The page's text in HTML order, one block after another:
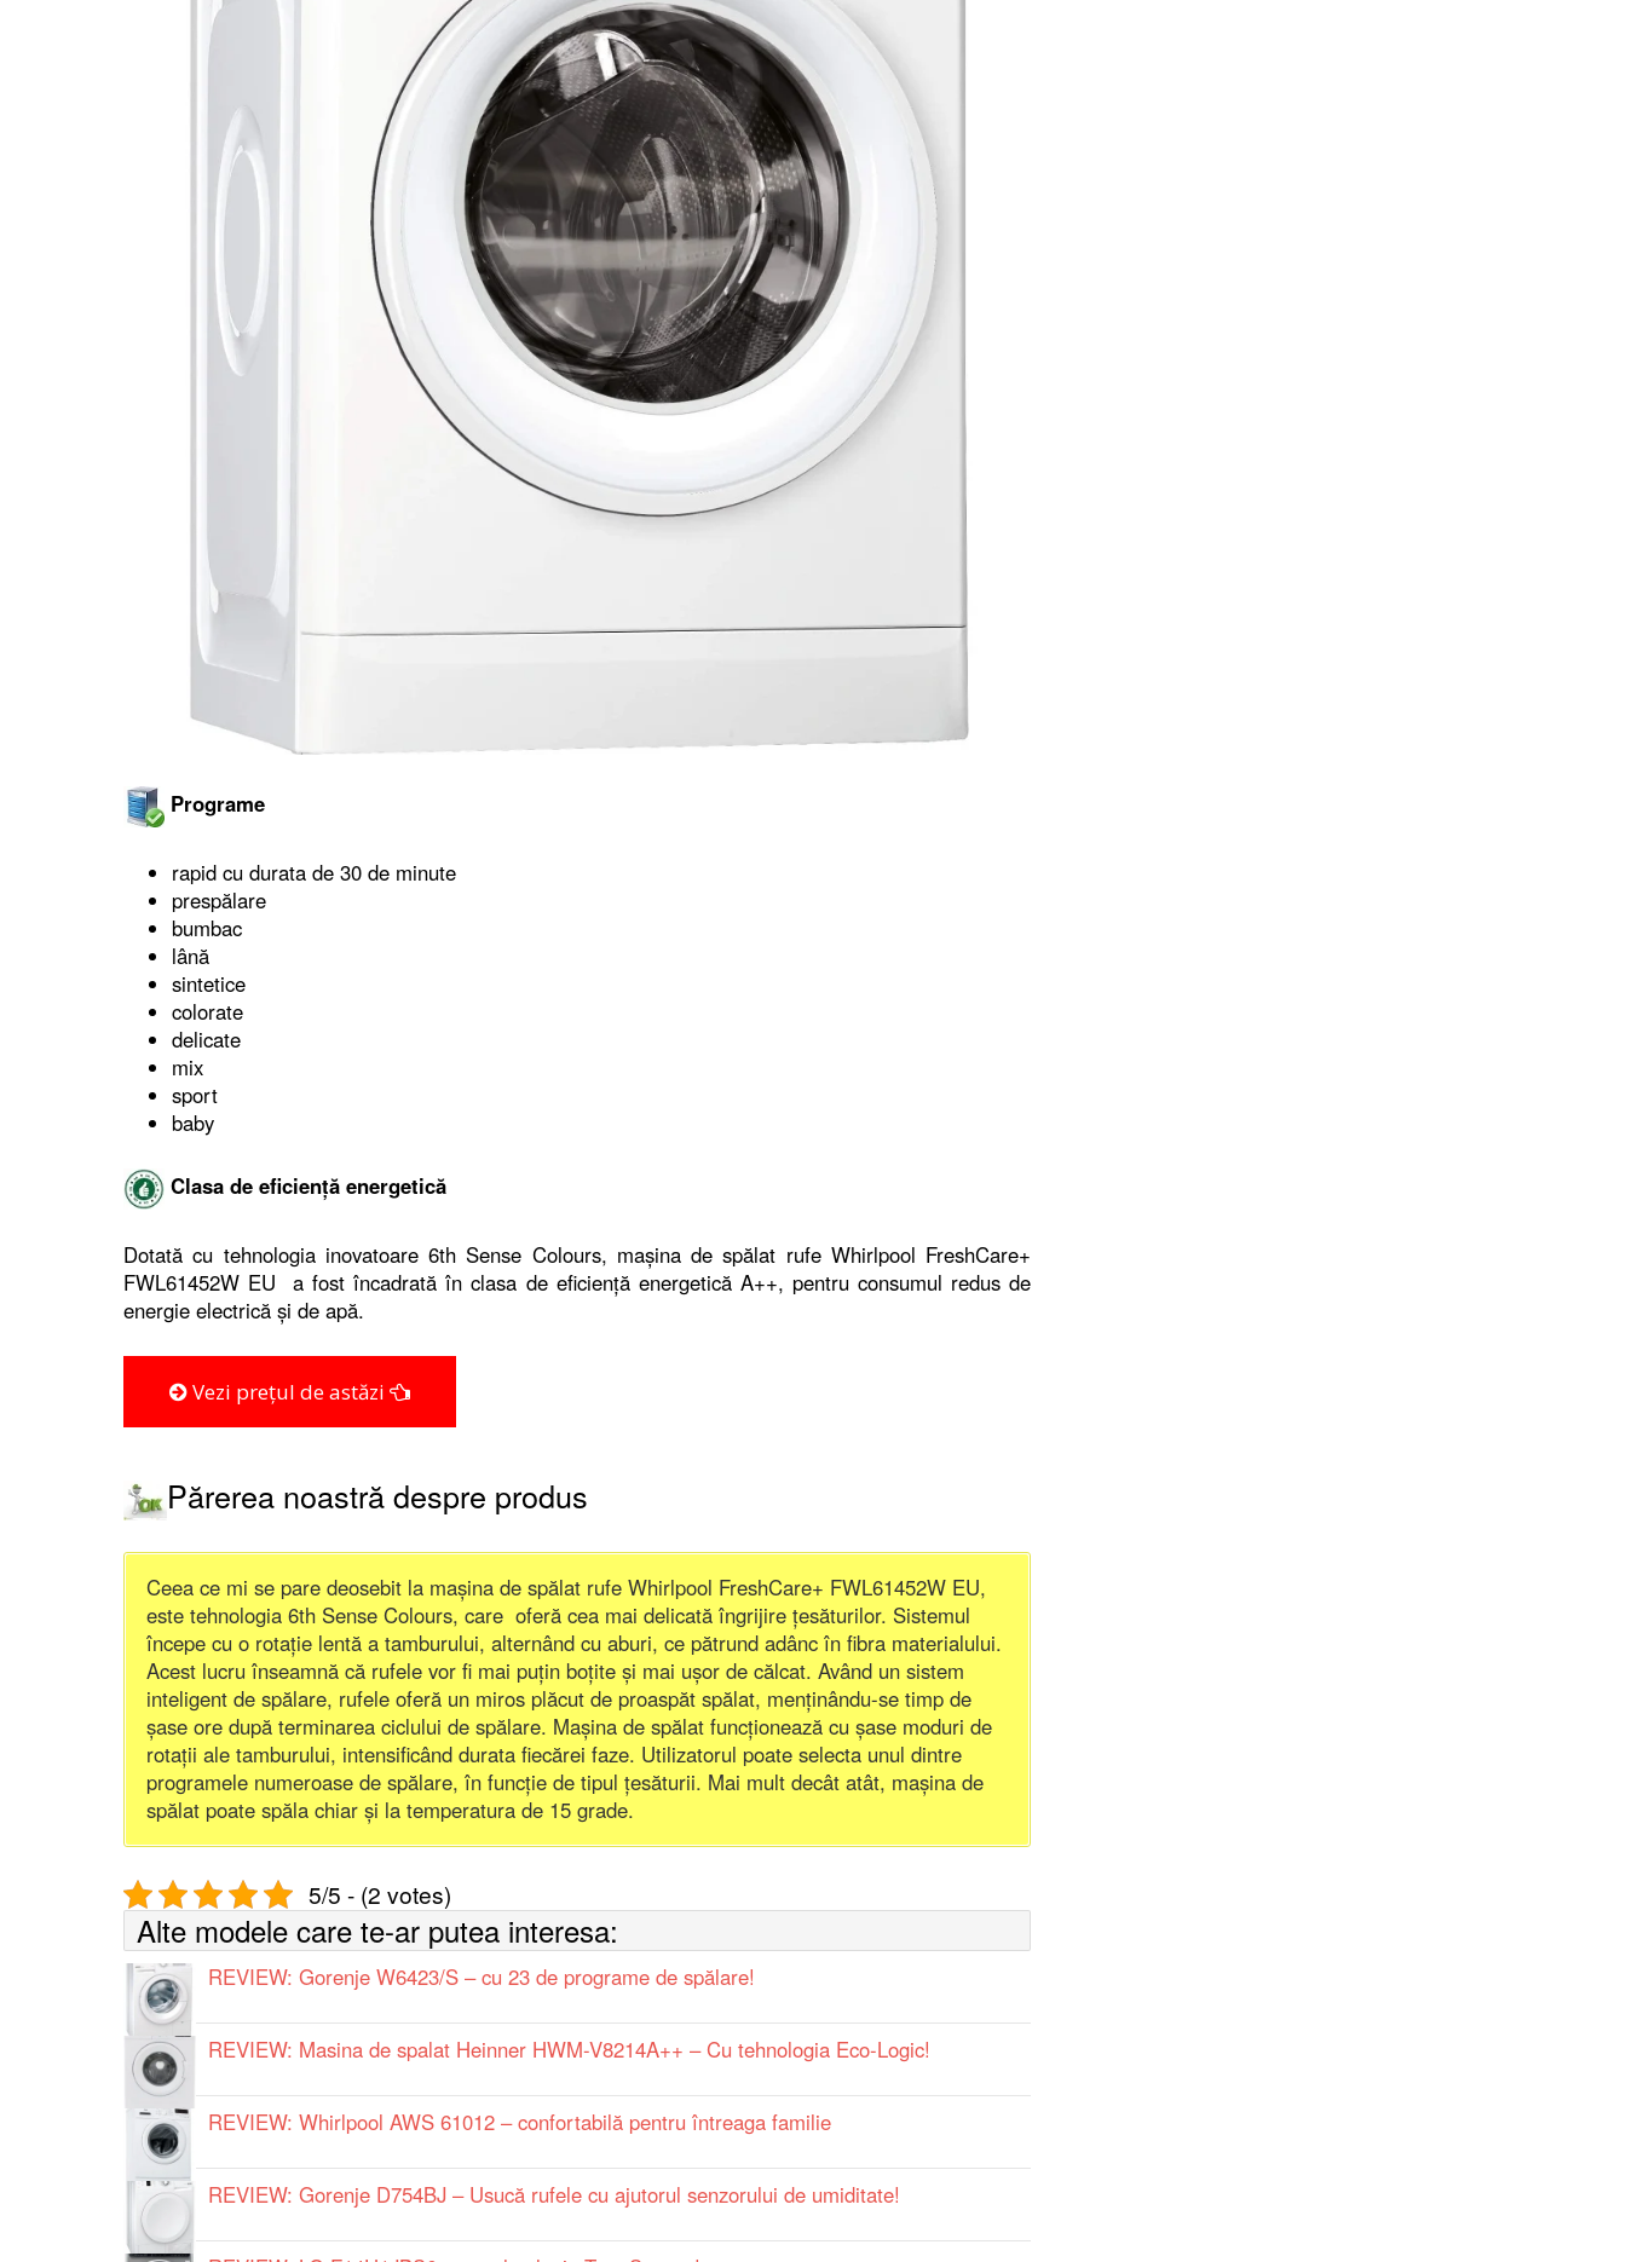
Programe
rapid cu durata de 30 de minute
prespălare
bumbac
lână
sintetice
colorate
delicate
mix
sport
baby
Clasa de eficiență energetică
Dotată cu tehnologia inovatoare 6th Sense Colours, mașina de spălat rufe Whirlpool FreshCare+
FWL61452W EU a fost încadrată în clasa de eficiență energetică A++, pentru consumul redus de
energie electrică și de apă.
Vezi prețul de astăzi
Părerea noastră despre produs
Ceea ce mi se pare deosebit la mașina de spălat rufe Whirlpool FreshCare+ FWL61452W EU,
este tehnologia 6th Sense Colours, care oferă cea mai delicată îngrijire țesăturilor. Sistemul
începe cu o rotație lentă a tamburului, alternând cu aburi, ce pătrund adânc în fibra materialului.
Acest lucru înseamnă că rufele vor fi mai puțin boțite și mai ușor de călcat. Având un sistem
inteligent de spălare, rufele oferă un miros plăcut de proaspăt spălat, menținându-se timp de
șase ore după terminarea ciclului de spălare. Mașina de spălat funcționează cu șase moduri de
rotații ale tamburului, intensificând durata fiecărei faze. Utilizatorul poate selecta unul dintre
programele numeroase de spălare, în funcție de tipul țesăturii. Mai mult decât atât, mașina de
spălat poate spăla chiar și la temperatura de 15 grade.
5/5 - (2 votes)
Alte modele care te-ar putea interesa:
REVIEW: Gorenje W6423/S – cu 23 de programe de spălare!
REVIEW: Masina de spalat Heinner HWM-V8214A++ – Cu tehnologia Eco-Logic!
REVIEW: Whirlpool AWS 61012 – confortabilă pentru întreaga familie
REVIEW: Gorenje D754BJ – Usucă rufele cu ajutorul senzorului de umiditate!